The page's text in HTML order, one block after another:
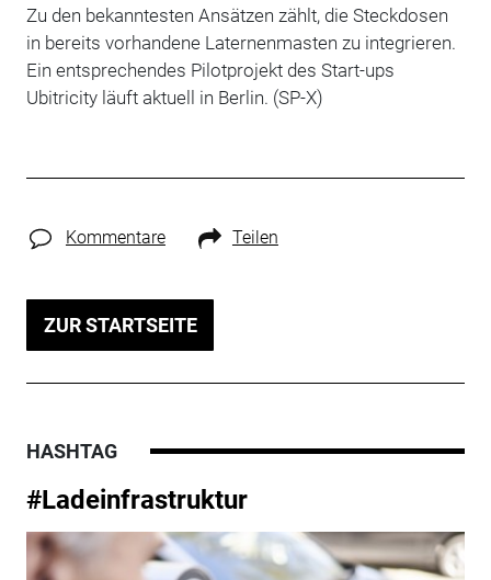
Zu den bekanntesten Ansätzen zählt, die Steckdosen
in bereits vorhandene Laternenmasten zu integrieren.
Ein entsprechendes Pilotprojekt des Start-ups
Ubitricity läuft aktuell in Berlin. (SP-X)
Kommentare Teilen
ZUR STARTSEITE
HASHTAG
#Ladeinfrastruktur